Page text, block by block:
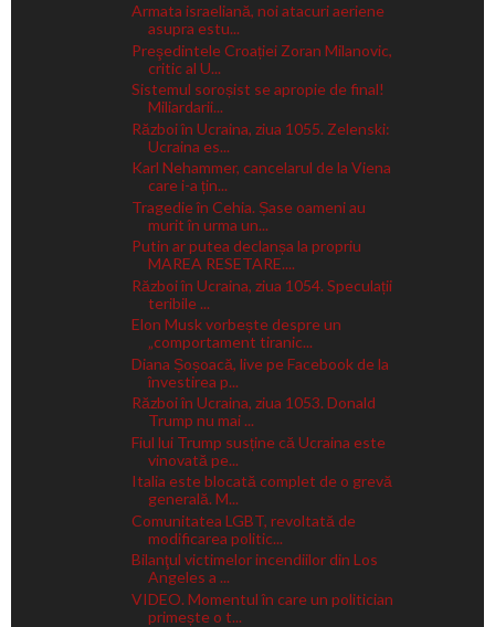
Armata israeliană, noi atacuri aeriene
asupra estu...
Preşedintele Croației Zoran Milanovic,
critic al U...
Sistemul soroșist se apropie de final!
Miliardarii...
Război în Ucraina, ziua 1055. Zelenski:
Ucraina es...
Karl Nehammer, cancelarul de la Viena
care i-a țin...
Tragedie în Cehia. Șase oameni au
murit în urma un...
Putin ar putea declanșa la propriu
MAREA RESETARE....
Război în Ucraina, ziua 1054. Speculații
teribile ...
Elon Musk vorbește despre un
„comportament tiranic...
Diana Șoșoacă, live pe Facebook de la
învestirea p...
Război în Ucraina, ziua 1053. Donald
Trump nu mai ...
Fiul lui Trump susține că Ucraina este
vinovată pe...
Italia este blocată complet de o grevă
generală. M...
Comunitatea LGBT, revoltată de
modificarea politic...
Bilanţul victimelor incendiilor din Los
Angeles a ...
VIDEO. Momentul în care un politician
primește o t...